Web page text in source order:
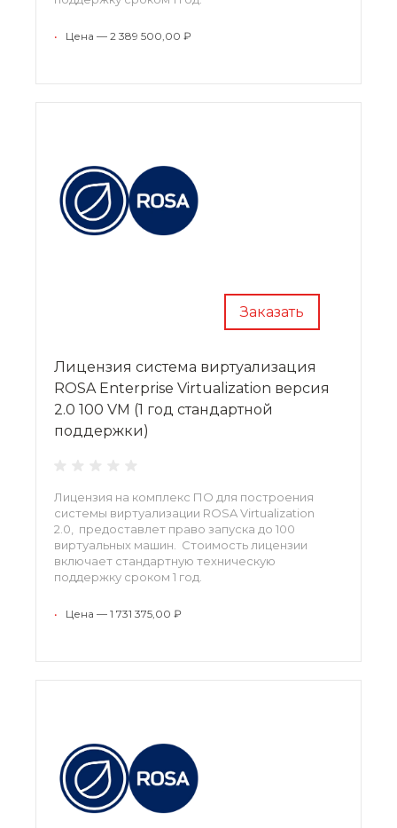
• Цена — 2 389 500,00 ₽
Заказать
Лицензия система виртуализация
ROSA Enterprise Virtualization версия
2.0 100 VM (1 год стандартной
поддержки)
Лицензия на комплекс ПО для построения
системы виртуализации ROSA Virtualization
2.0, предоставлет право запуска до 100
виртуальных машин. Стоимость лицензии
включает стандартную техническую
поддержку сроком 1 год.
• Цена — 1 731 375,00 ₽